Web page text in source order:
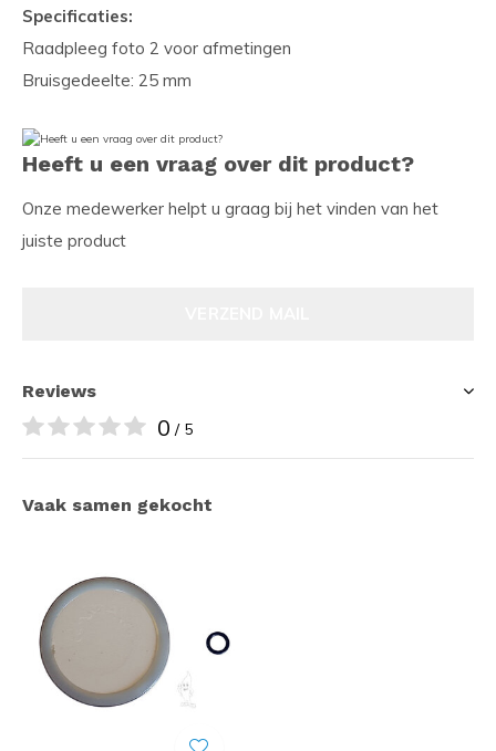
Specificaties:
Raadpleeg foto 2 voor afmetingen
Bruisgedeelte: 25 mm
Heeft u een vraag over dit product?
Onze medewerker helpt u graag bij het vinden van het
juiste product
Reviews
0 / 5
Vaak samen gekocht